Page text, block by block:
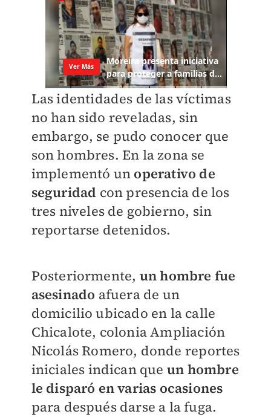
Las identidades de las víctimas
no han sido reveladas, sin
embargo, se pudo conocer que
son hombres. En la zona se
implementó un operativo de
seguridad con presencia de los
tres niveles de gobierno, sin
reportarse detenidos.
Posteriormente, un hombre fue
asesinado afuera de un
domicilio ubicado en la calle
Chicalote, colonia Ampliación
Nicolás Romero, donde reportes
iniciales indican que un hombre
le disparó en varias ocasiones
para después darse a la fuga.